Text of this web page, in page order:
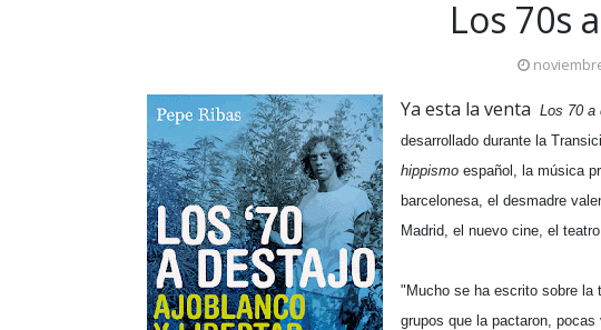
Los 70s
Ya esta la venta Los 70 a
desarrollado durante la
hippismo español, la música
barcelonesa, el desmadre
Madrid, el nuevo cine, el
"Mucho se ha escrito sobre la
grupos que la pactaron,